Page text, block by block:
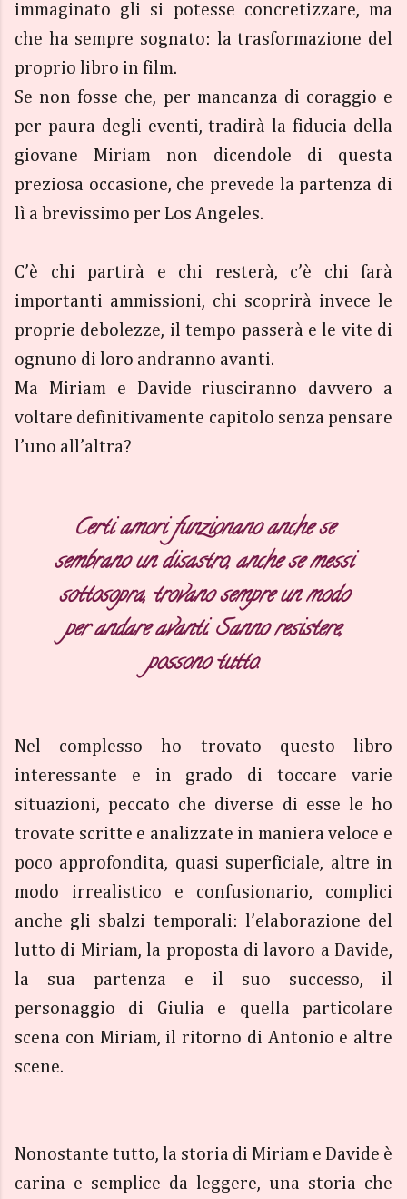
immaginato gli si potesse concretizzare, ma
che ha sempre sognato: la trasformazione del
proprio libro in film.
Se non fosse che, per mancanza di coraggio e
per paura degli eventi, tradirà la fiducia della
giovane Miriam non dicendole di questa
preziosa occasione, che prevede la partenza di
lì a brevissimo per Los Angeles.
C’è chi partirà e chi resterà, c’è chi farà
importanti ammissioni, chi scoprirà invece le
proprie debolezze, il tempo passerà e le vite di
ognuno di loro andranno avanti.
Ma Miriam e Davide riusciranno davvero a
voltare definitivamente capitolo senza pensare
l’uno all’altra?
Certi amori funzionano anche se
sembrano un disastro, anche se messi
sottosopra, trovano sempre un modo
per andare avanti.Sanno resistere,
possono tutto.
Nel complesso ho trovato questo libro
interessante e in grado di toccare varie
situazioni, peccato che diverse di esse le ho
trovate scritte e analizzate in maniera veloce e
poco approfondita, quasi superficiale, altre in
modo irrealistico e confusionario, complici
anche gli sbalzi temporali: l’elaborazione del
lutto di Miriam, la proposta di lavoro a Davide,
la sua partenza e il suo successo, il
personaggio di Giulia e quella particolare
scena con Miriam, il ritorno di Antonio e altre
scene.
Nonostante tutto, la storia di Miriam e Davide è
carina e semplice da leggere, una storia che